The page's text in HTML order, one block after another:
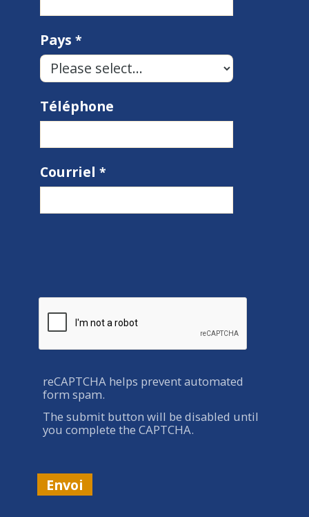
Pays
Téléphone
Courriel
reCAPTCHA helps prevent automated
form spam.
The submit button will be disabled until
you complete the CAPTCHA.